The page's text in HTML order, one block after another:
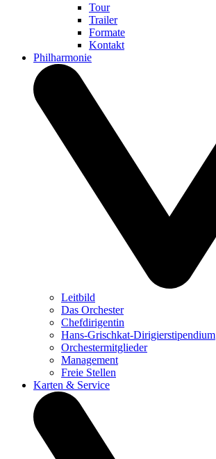
Tour
Trailer
Formate
Kontakt
Philharmonie
Leitbild
Das Orchester
Chefdirigentin
Hans-Grischkat-Dirigierstipendium
Orchestermitglieder
Management
Freie Stellen
Karten & Service